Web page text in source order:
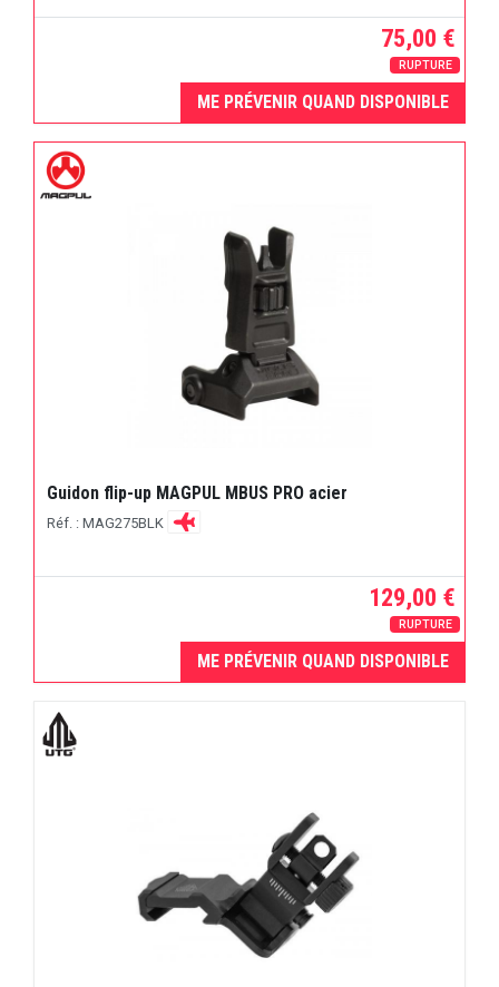
75,00 €
RUPTURE
ME PRÉVENIR QUAND DISPONIBLE
Guidon flip-up MAGPUL MBUS PRO acier
Réf. : MAG275BLK
129,00 €
RUPTURE
ME PRÉVENIR QUAND DISPONIBLE